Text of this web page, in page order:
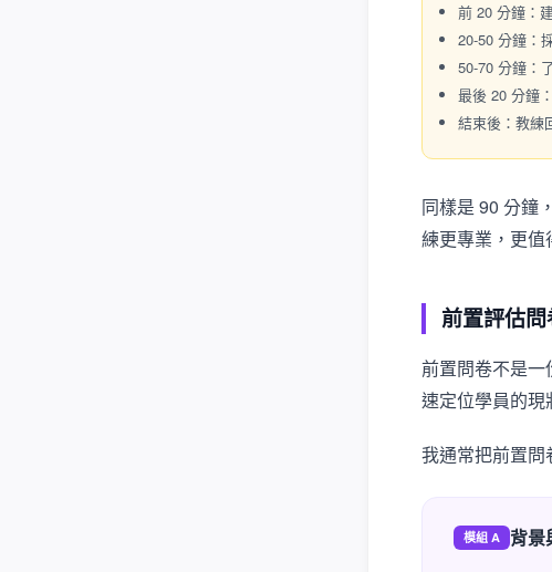
前 20 分鐘：
20-50 分鐘：
50-70 分鐘：
最後 20 分鐘
結束後：教練
同樣是 90 分鐘
練更專業，更值
前置評估
前置問卷不是
速定位學員的現
我通常把前置問
模組 A 背景